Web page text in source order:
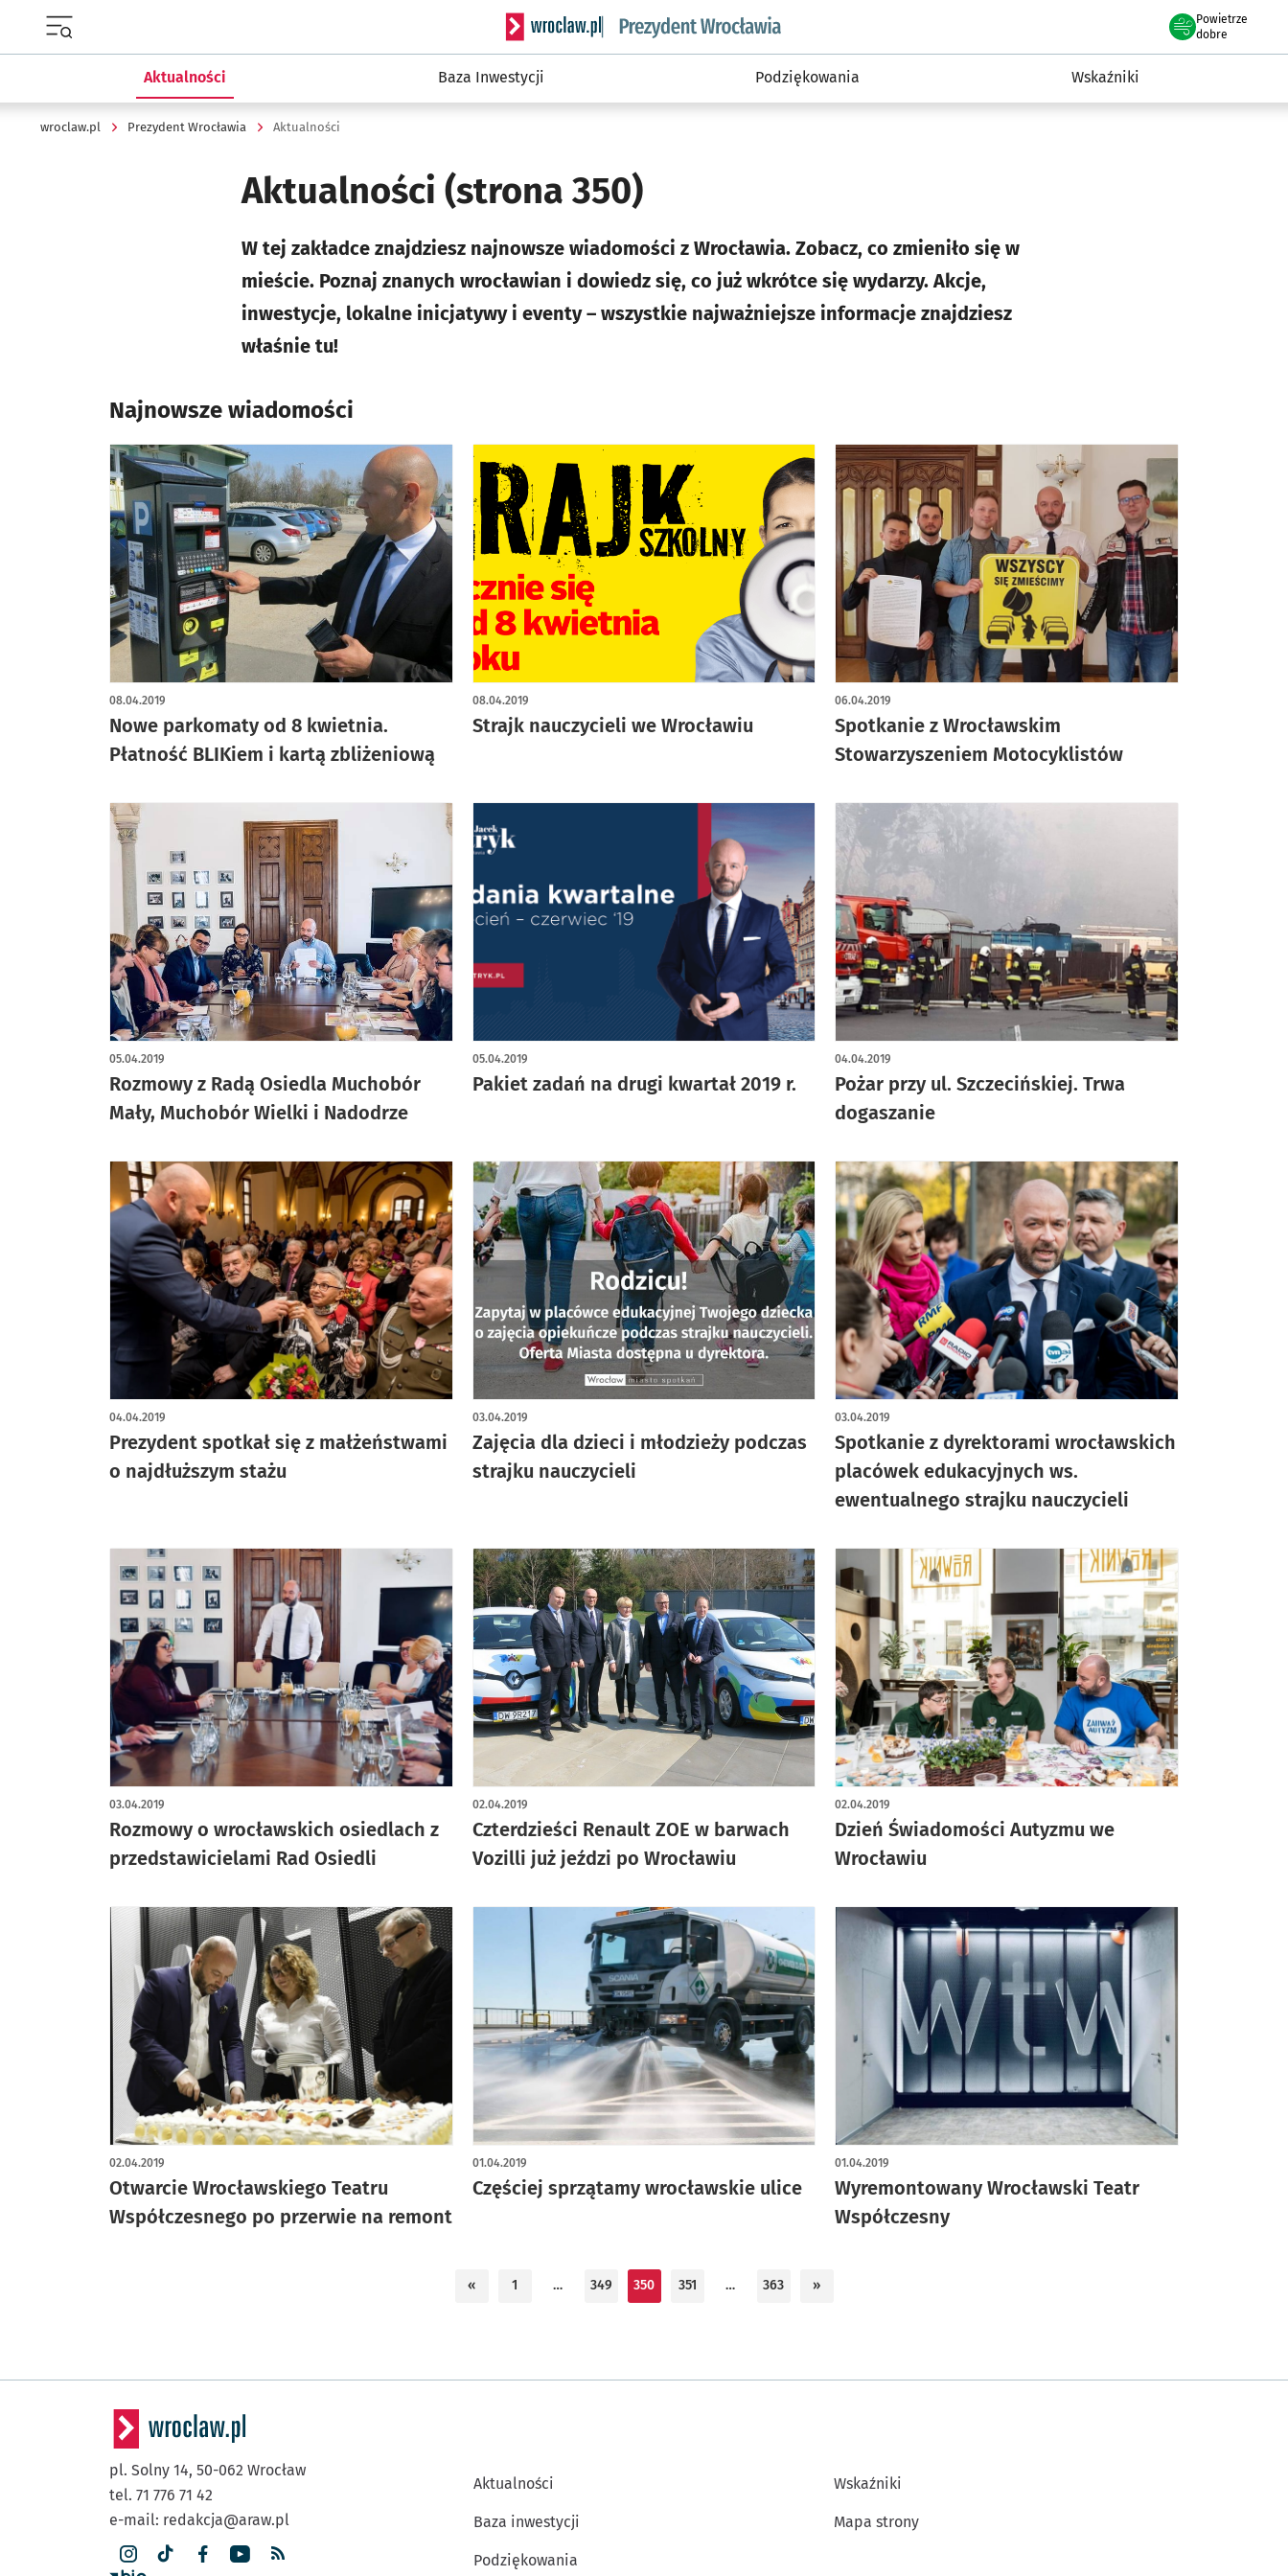
Serwis informacyjny wroclaw.pl podserwis: Prezydent Wrocławia
Powietrze
we Wrocławiu
dobre
Aktualności Baza Inwestycji Podziękowania Wskaźniki
wroclaw.pl Prezydent Wrocławia Aktualności
Aktualności (strona 350)
W tej zakładce znajdziesz najnowsze wiadomości z Wrocławia. Zobacz, co zmieniło się w
mieście. Poznaj znanych wrocławian i dowiedz się, co już wkrótce się wydarzy. Akcje,
inwestycje, lokalne inicjatywy i eventy – wszystkie najważniejsze informacje znajdziesz
właśnie tu!
Najnowsze wiadomości
Nowe parkomaty od 8 kwietnia.
Płatność BLIKiem i kartą zbliżeniową
08.04.2019
Strajk nauczycieli we Wrocławiu
08.04.2019
Spotkanie z Wrocławskim
Stowarzyszeniem Motocyklistów
06.04.2019
Rozmowy z Radą Osiedla Muchobór
Mały, Muchobór Wielki i Nadodrze
05.04.2019
Pakiet zadań na drugi kwartał 2019 r.
05.04.2019
Pożar przy ul. Szczecińskiej. Trwa
dogaszanie
04.04.2019
Prezydent spotkał się z małżeństwami
o najdłuższym stażu
04.04.2019
Zajęcia dla dzieci i młodzieży podczas
strajku nauczycieli
03.04.2019
Spotkanie z dyrektorami wrocławskich
placówek edukacyjnych ws.
ewentualnego strajku nauczycieli
03.04.2019
Rozmowy o wrocławskich osiedlach z
przedstawicielami Rad Osiedli
03.04.2019
Czterdzieści Renault ZOE w barwach
Vozilli już jeździ po Wrocławiu
02.04.2019
Dzień Świadomości Autyzmu we
Wrocławiu
02.04.2019
Otwarcie Wrocławskiego Teatru
Współczesnego po przerwie na remont
02.04.2019
Częściej sprzątamy wrocławskie ulice
01.04.2019
Wyremontowany Wrocławski Teatr
Współczesny
01.04.2019
« 1 … 349 350 351 … 363 »
pl. Solny 14, 50-062 Wrocław
tel. 71 776 71 42
e-mail: redakcja@araw.pl
Aktualności
Baza inwestycji
Podziękowania
Wskaźniki
Mapa strony